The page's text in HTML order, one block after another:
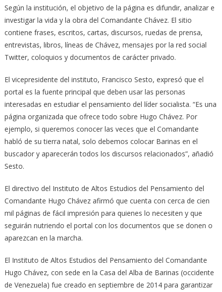
Según la institución, el objetivo de la página es difundir, analizar e
investigar la vida y la obra del Comandante Chávez. El sitio
contiene frases, escritos, cartas, discursos, ruedas de prensa,
entrevistas, libros, líneas de Chávez, mensajes por la red social
Twitter, coloquios y documentos de carácter privado.
El vicepresidente del instituto, Francisco Sesto, expresó que el
portal es la fuente principal que deben usar las personas
interesadas en estudiar el pensamiento del líder socialista. “Es una
página organizada que ofrece todo sobre Hugo Chávez. Por
ejemplo, si queremos conocer las veces que el Comandante
habló de su tierra natal, solo debemos colocar Barinas en el
buscador y aparecerán todos los discursos relacionados”, añadió
Sesto.
El directivo del Instituto de Altos Estudios del Pensamiento del
Comandante Hugo Chávez afirmó que cuenta con cerca de cien
mil páginas de fácil impresión para quienes lo necesiten y que
seguirán nutriendo el portal con los documentos que se donen o
aparezcan en la marcha.
El Instituto de Altos Estudios del Pensamiento del Comandante
Hugo Chávez, con sede en la Casa del Alba de Barinas (occidente
de Venezuela) fue creado en septiembre de 2014 para garantizar